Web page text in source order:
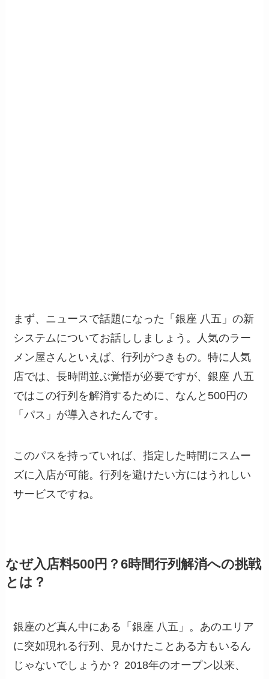
まず、ニュースで話題になった「銀座 八五」の新
システムについてお話ししましょう。人気のラー
メン屋さんといえば、行列がつきもの。特に人気
店では、長時間並ぶ覚悟が必要ですが、銀座 八五
ではこの行列を解消するために、なんと500円の
「パス」が導入されたんです。
このパスを持っていれば、指定した時間にスムー
ズに入店が可能。行列を避けたい方にはうれしい
サービスですね。
なぜ入店料500円？6時間行列解消への挑戦
とは？
銀座のど真ん中にある「銀座 八五」。あのエリア
に突如現れる行列、見かけたことある方もいるん
じゃないでしょうか？ 2018年のオープン以来、